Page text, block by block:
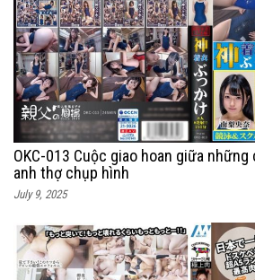
OKC-013 Cuộc giao hoan giữa những
anh thợ chụp hình
July 9, 2025